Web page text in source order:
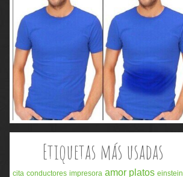
Etiquetas más usadas
cita conductores impresora amor platos einstein